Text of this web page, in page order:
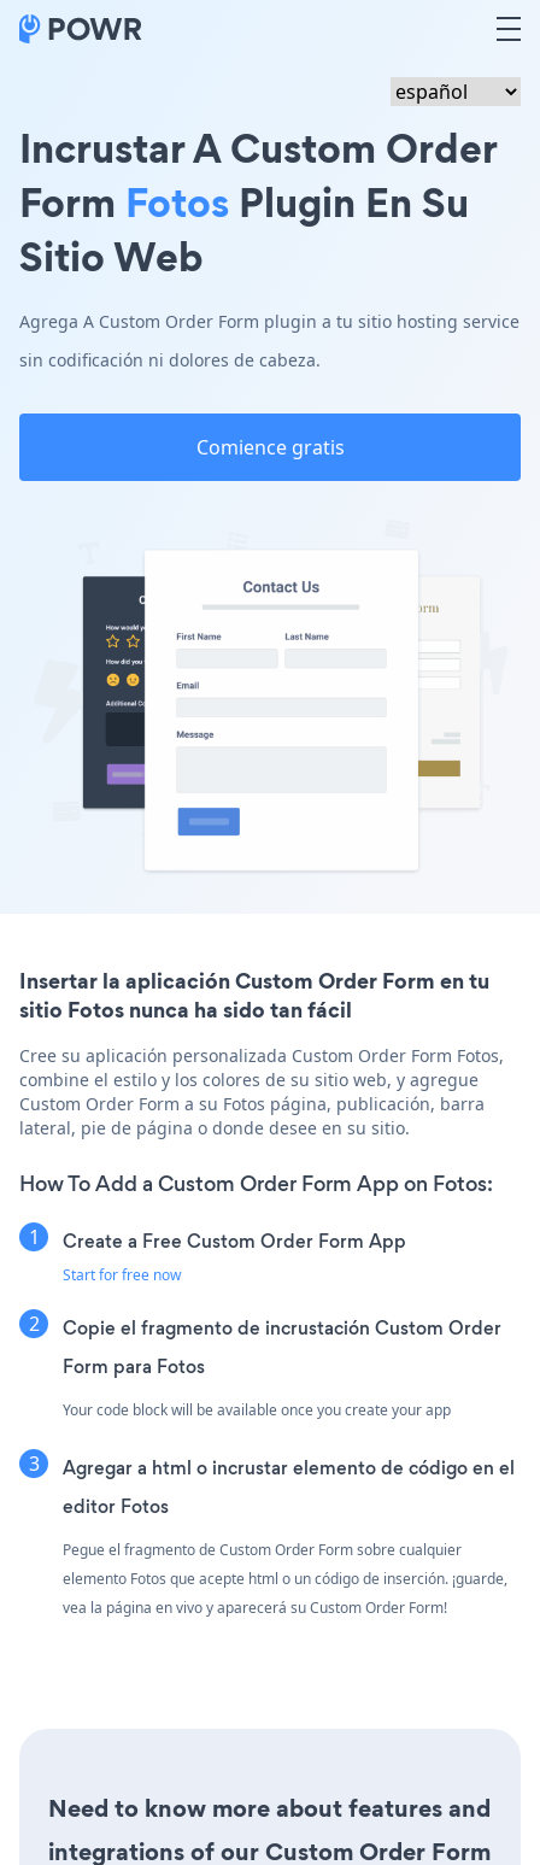
Incrustar A Custom Order
Form Fotos Plugin En Su
Sitio Web
Agrega A Custom Order Form plugin a tu sitio hosting service
sin codificación ni dolores de cabeza.
Comience gratis
Insertar la aplicación Custom Order Form en tu
sitio Fotos nunca ha sido tan fácil
Cree su aplicación personalizada Custom Order Form Fotos,
combine el estilo y los colores de su sitio web, y agregue
Custom Order Form a su Fotos página, publicación, barra
lateral, pie de página o donde desee en su sitio.
How To Add a Custom Order Form App on Fotos:
Create a Free Custom Order Form App
Start for free now
Copie el fragmento de incrustación Custom Order
Form para Fotos
Your code block will be available once you create your app
Agregar a html o incrustar elemento de código en el
editor Fotos
Pegue el fragmento de Custom Order Form sobre cualquier
elemento Fotos que acepte html o un código de inserción. ¡guarde,
vea la página en vivo y aparecerá su Custom Order Form!
Need to know more about features and
integrations of our Custom Order Form